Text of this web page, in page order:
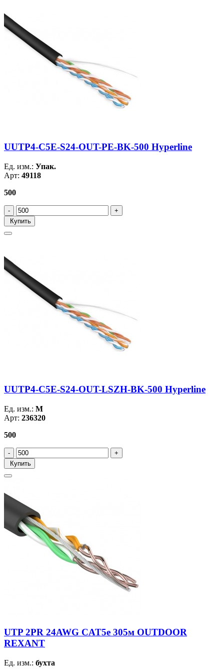
UUTP4-C5E-S24-OUT-PE-BK-500 Hyperline
Ед. изм.: Упак.
Арт: 49118
500
Купить
UUTP4-C5E-S24-OUT-LSZH-BK-500 Hyperline
Ед. изм.: М
Арт: 236320
500
Купить
UTP 2PR 24AWG CAT5e 305м OUTDOOR
REXANT
Ед. изм.: бухта